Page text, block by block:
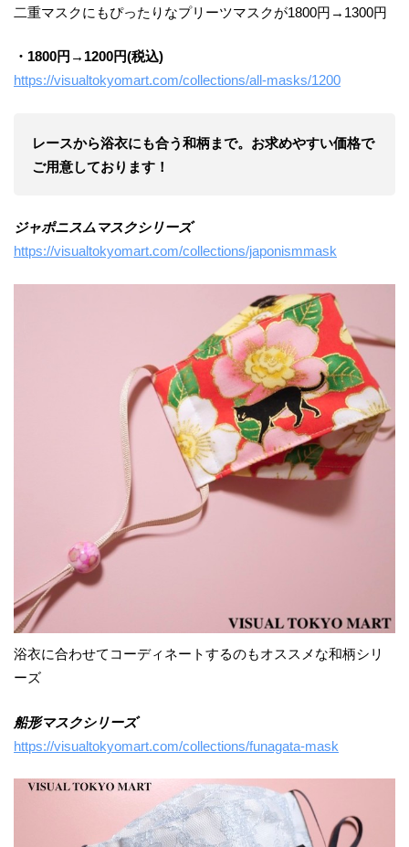
二重マスクにもぴったりなプリーツマスクが1800円→1300円
・1800円→1200円(税込)
https://visualtokyomart.com/collections/all-masks/1200
レースから浴衣にも合う和柄まで。お求めやすい価格で
ご用意しております！
ジャポニスムマスクシリーズ
https://visualtokyomart.com/collections/japonismmask
浴衣に合わせてコーディネートするのもオススメな和柄シリ
ーズ
船形マスクシリーズ
https://visualtokyomart.com/collections/funagata-mask